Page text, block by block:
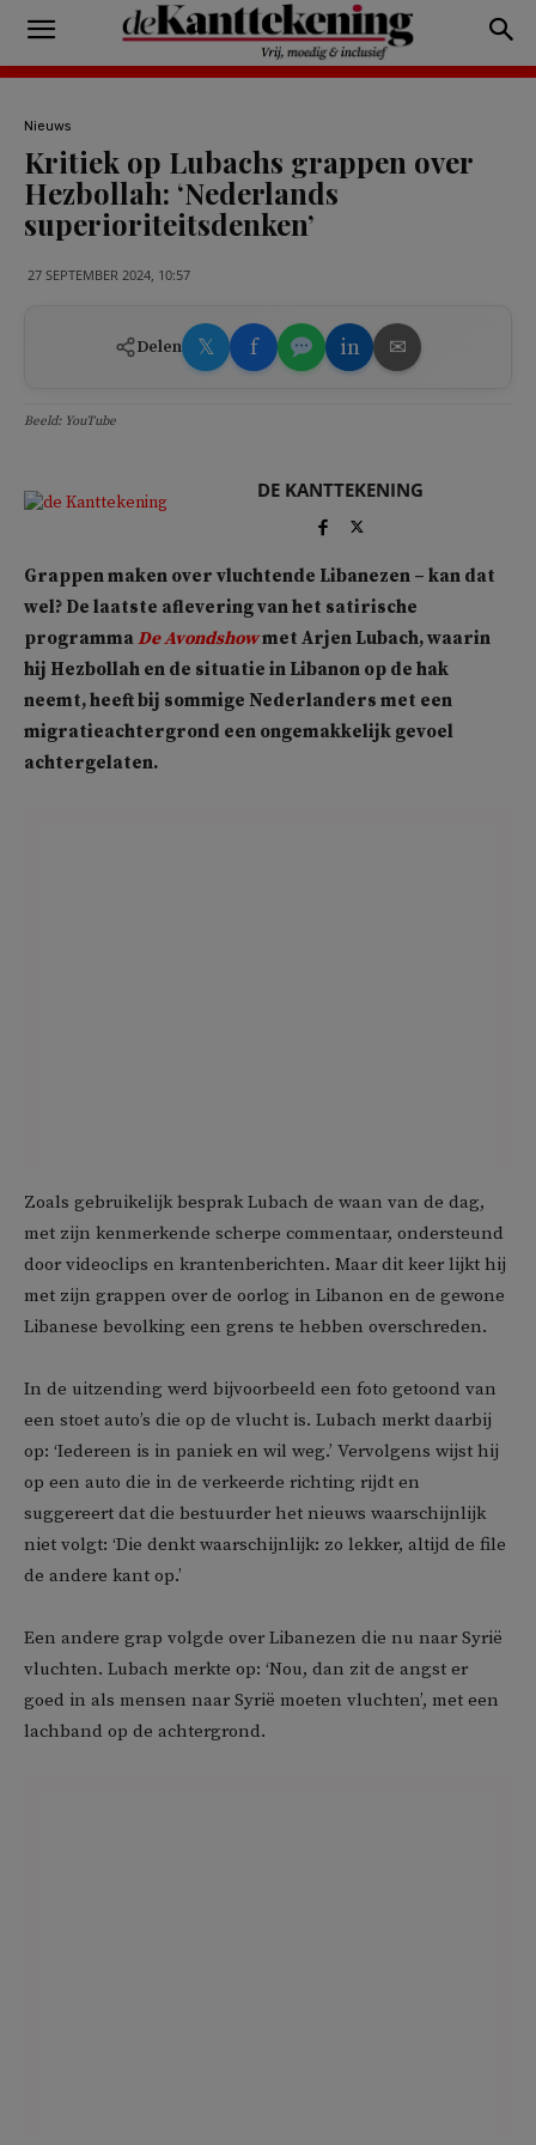
Nieuws
Kritiek op Lubachs grappen over
Hezbollah: ‘Nederlands
superioriteitsdenken’
27 SEPTEMBER 2024, 10:57
Delen 𝕏 f in ✉
Beeld: YouTube
DE KANTTEKENING
Grappen maken over vluchtende Libanezen – kan dat
wel? De laatste aflevering van het satirische
programmaDe Avondshowmet Arjen Lubach, waarin
hij Hezbollah en de situatie in Libanon op de hak
neemt, heeft bij sommige Nederlanders met een
migratieachtergrond een ongemakkelijk gevoel
achtergelaten.
Zoals gebruikelijk besprak Lubach de waan van de dag,
met zijn kenmerkende scherpe commentaar, ondersteund
door videoclips en krantenberichten. Maar dit keer lijkt hij
met zijn grappen over de oorlog in Libanon en de gewone
Libanese bevolking een grens te hebben overschreden.
In de uitzending werd bijvoorbeeld een foto getoond van
een stoet auto’s die op de vlucht is. Lubach merkt daarbij
op: ‘Iedereen is in paniek en wil weg.’ Vervolgens wijst hij
op een auto die in de verkeerde richting rijdt en
suggereert dat die bestuurder het nieuws waarschijnlijk
niet volgt: ‘Die denkt waarschijnlijk: zo lekker, altijd de file
de andere kant op.’
Een andere grap volgde over Libanezen die nu naar Syrië
vluchten. Lubach merkte op: ‘Nou, dan zit de angst er
goed in als mensen naar Syrië moeten vluchten’, met een
lachband op de achtergrond.